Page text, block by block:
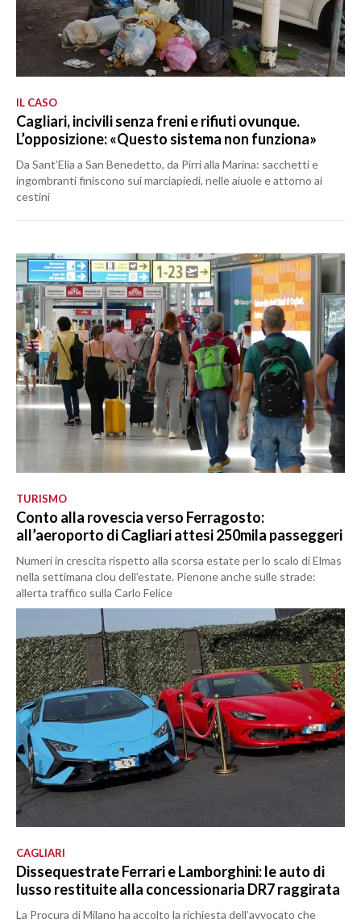
IL CASO
Cagliari, incivili senza freni e rifiuti ovunque.
L’opposizione: «Questo sistema non funziona»
Da Sant’Elia a San Benedetto, da Pirri alla Marina: sacchetti e
ingombranti finiscono sui marciapiedi, nelle aiuole e attorno ai
cestini
TURISMO
Conto alla rovescia verso Ferragosto:
all’aeroporto di Cagliari attesi 250mila passeggeri
Numeri in crescita rispetto alla scorsa estate per lo scalo di Elmas
nella settimana clou dell’estate. Pienone anche sulle strade:
allerta traffico sulla Carlo Felice
CAGLIARI
Dissequestrate Ferrari e Lamborghini: le auto di
lusso restituite alla concessionaria DR7 raggirata
La Procura di Milano ha accolto la richiesta dell’avvocato che